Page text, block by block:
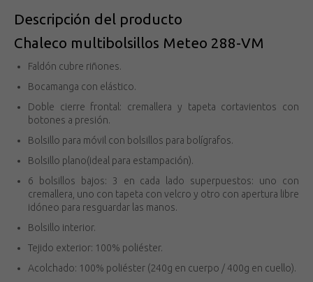
Descripción del producto
Chaleco multibolsillos Meteo 288-VM
Faldón cubre riñones.
Bocamanga con elástico.
Doble cierre frontal: cremallera y tapeta cortavientos con
botones a presión.
Bolsillo para móvil con bolsillos para bolígrafos.
Bolsillo plano(ideal para estampación).
6 bolsillos bajos: 3 en cada lado superpuestos: uno con
cremallera, uno con tapeta con velcro y otro con apertura libre
idóneo para resguardar las manos.
Bolsillo interior.
Tejido exterior: 100% poliéster.
Acolchado: 100% poliéster (240g en cuerpo / 400g en cuello).